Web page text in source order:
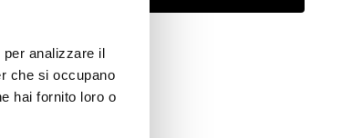
analizzare il
che si occupano
hai fornito loro o